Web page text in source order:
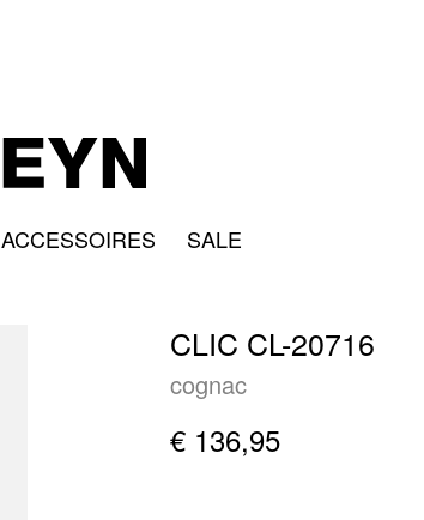
ACCESSOIRES SALE
CLIC CL-20716
cognac
€ 136,95